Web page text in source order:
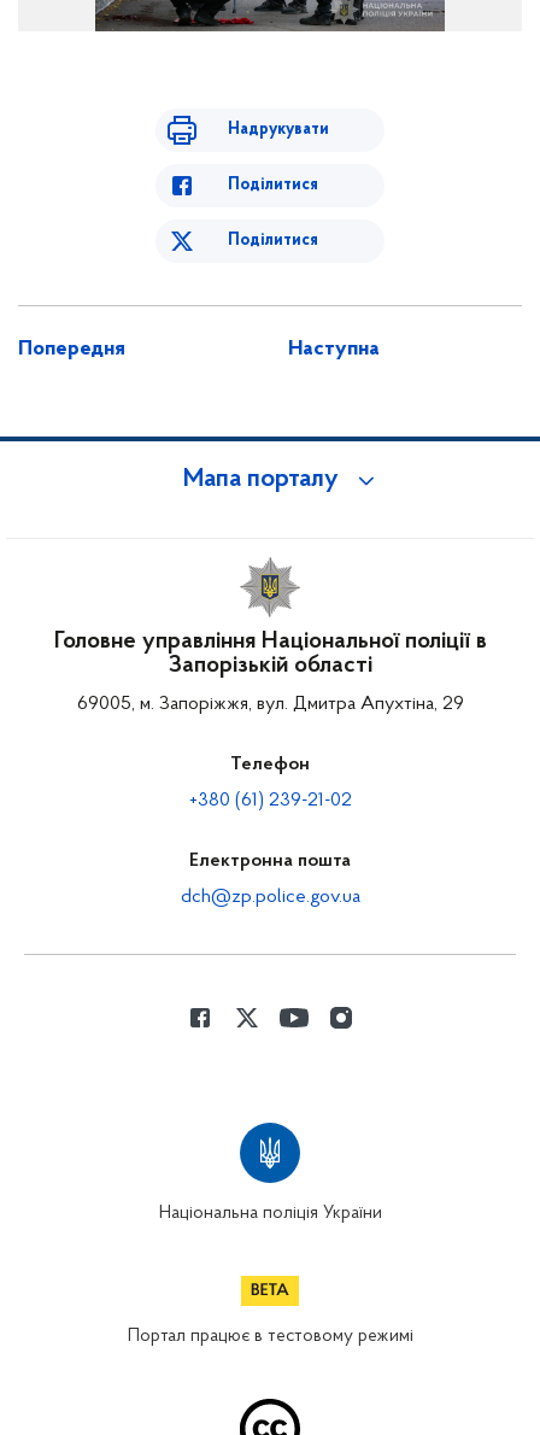
Надрукувати
Поділитися
Поділитися
Попередня Наступна
Мапа порталу
Головне управління Національної поліції в
Запорізькій області
69005, м. Запоріжжя, вул. Дмитра Апухтіна, 29
Телефон
+380 (61) 239-21-02
Електронна пошта
dch@zp.police.gov.ua
Національна поліція України
Портал працює в тестовому режимі